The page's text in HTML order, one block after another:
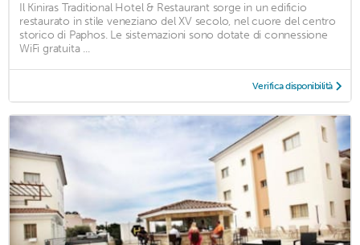
Il Kiniras Traditional Hotel & Restaurant sorge in un edificio
restaurato in stile veneziano del XV secolo, nel cuore del centro
storico di Paphos. Le sistemazioni sono dotate di connessione
WiFi gratuita ...
Verifica disponibilità